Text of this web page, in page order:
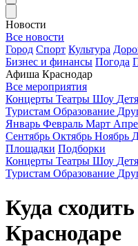
Новости
Все новости
Город Спорт Культура
Бизнес и финансы Погода
Афиша Краснодар
Все мероприятия
Концерты Театры Шоу
Туристам Образование
Январь Февраль Март
Сентябрь Октябрь Ноябрь
Площадки Подборки
Концерты Театры Шоу
Туристам Образование
Куда
Краснодаре